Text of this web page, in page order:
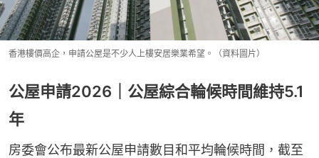
香港樓價高企，申請公屋是不少人上樓安居樂業希望。（資料圖片）
公屋申請2026｜公屋綜合輪候時間維持5.1
年
房委會公布最新公屋申請數目和平均輪候時間，截至